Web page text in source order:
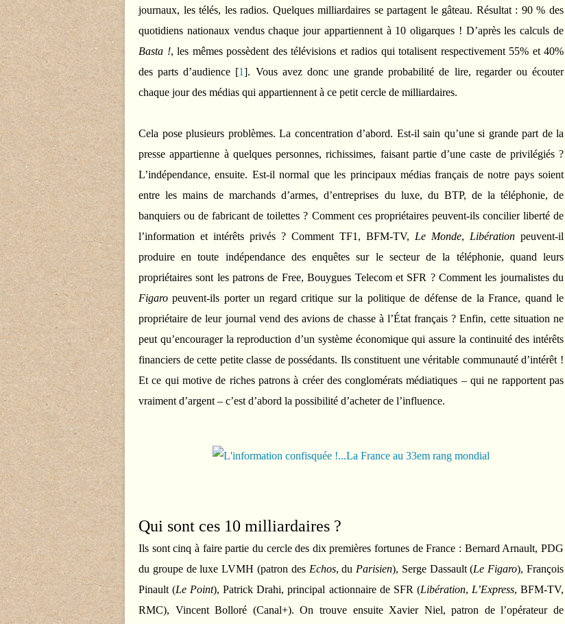
journaux, les télés, les radios. Quelques milliardaires se partagent le gâteau. Résultat : 90 % des
quotidiens nationaux vendus chaque jour appartiennent à 10 oligarques ! D’après les calculs de
Basta !, les mêmes possèdent des télévisions et radios qui totalisent respectivement 55% et 40%
des parts d’audience [1]. Vous avez donc une grande probabilité de lire, regarder ou écouter
chaque jour des médias qui appartiennent à ce petit cercle de milliardaires.
Cela pose plusieurs problèmes. La concentration d’abord. Est-il sain qu’une si grande part de la
presse appartienne à quelques personnes, richissimes, faisant partie d’une caste de privilégiés ?
L’indépendance, ensuite. Est-il normal que les principaux médias français de notre pays soient
entre les mains de marchands d’armes, d’entreprises du luxe, du BTP, de la téléphonie, de
banquiers ou de fabricant de toilettes ? Comment ces propriétaires peuvent-ils concilier liberté de
l’information et intérêts privés ? Comment TF1, BFM-TV, Le Monde, Libération peuvent-il
produire en toute indépendance des enquêtes sur le secteur de la téléphonie, quand leurs
propriétaires sont les patrons de Free, Bouygues Telecom et SFR ? Comment les journalistes du
Figaro peuvent-ils porter un regard critique sur la politique de défense de la France, quand le
propriétaire de leur journal vend des avions de chasse à l’État français ? Enfin, cette situation ne
peut qu’encourager la reproduction d’un système économique qui assure la continuité des intérêts
financiers de cette petite classe de possédants. Ils constituent une véritable communauté d’intérêt !
Et ce qui motive de riches patrons à créer des conglomérats médiatiques – qui ne rapportent pas
vraiment d’argent – c’est d’abord la possibilité d’acheter de l’influence.
Qui sont ces 10 milliardaires ?
Ils sont cinq à faire partie du cercle des dix premières fortunes de France : Bernard Arnault, PDG
du groupe de luxe LVMH (patron des Echos, du Parisien), Serge Dassault (Le Figaro), François
Pinault (Le Point), Patrick Drahi, principal actionnaire de SFR (Libération, L’Express, BFM-TV,
RMC), Vincent Bolloré (Canal+). On trouve ensuite Xavier Niel, patron de l’opérateur de